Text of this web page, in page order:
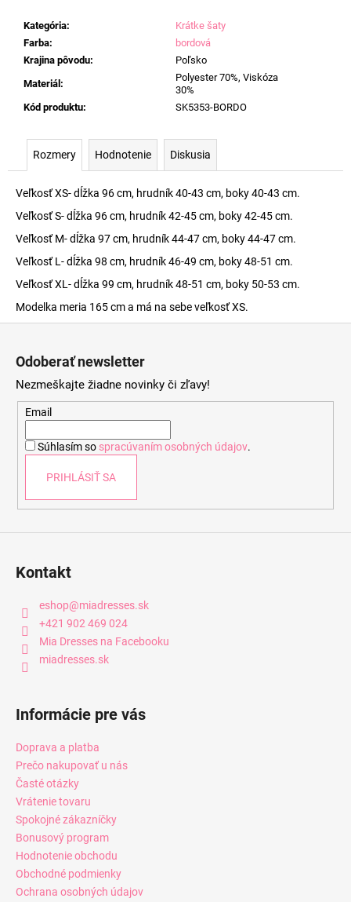
Kategória:
Krátke šaty
Farba:
bordová
Krajina pôvodu:
Poľsko
Materiál:
Polyester 70%, Viskóza
30%
Kód produktu: SK5353-BORDO
Rozmery Hodnotenie Diskusia
Veľkosť XS- dĺžka 96 cm, hrudník 40-43 cm, boky 40-43 cm.
Veľkosť S- dĺžka 96 cm, hrudník 42-45 cm, boky 42-45 cm.
Veľkosť M- dĺžka 97 cm, hrudník 44-47 cm, boky 44-47 cm.
Veľkosť L- dĺžka 98 cm, hrudník 46-49 cm, boky 48-51 cm.
Veľkosť XL- dĺžka 99 cm, hrudník 48-51 cm, boky 50-53 cm.
Modelka meria 165 cm a má na sebe veľkosť XS.
Odoberať newsletter
Nezmeškajte žiadne novinky či zľavy!
Email
Súhlasím so spracúvaním osobných údajov.
PRIHLÁSIŤ SA
Kontakt
eshop@miadresses.sk
+421 902 469 024
Mia Dresses na Facebooku
miadresses.sk
Informácie pre vás
Doprava a platba
Prečo nakupovať u nás
Časté otázky
Vrátenie tovaru
Spokojné zákazníčky
Bonusový program
Hodnotenie obchodu
Obchodné podmienky
Ochrana osobných údajov